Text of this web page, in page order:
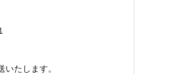
たします。